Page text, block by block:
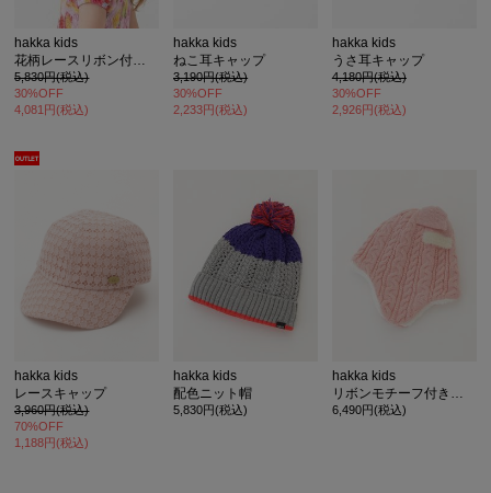
hakka kids
5,830円(税込)
30%OFF
4,081円(税込)
hakka kids
ねこ耳キャップ
3,190円(税込)
30%OFF
2,233円(税込)
hakka kids
うさ耳キャップ
4,180円(税込)
30%OFF
2,926円(税込)
hakka kids
レースキャップ
3,960円(税込)
70%OFF
1,188円(税込)
hakka kids
配色ニット帽
5,830円(税込)
hakka kids
リボンモチーフ付きラメニット帽
6,490円(税込)